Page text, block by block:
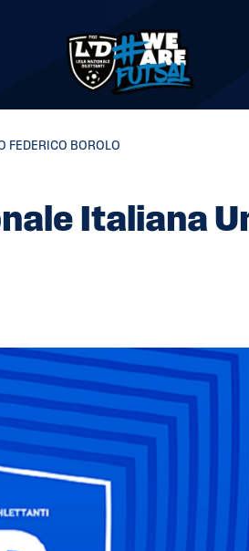
FEDERICO BOROLO
Italiana